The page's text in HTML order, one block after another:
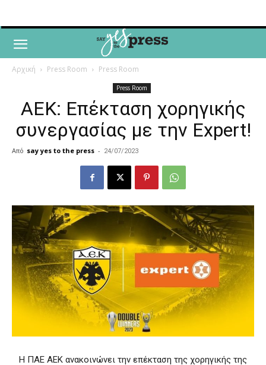
Αρχική Press Room Press Room
Press Room
ΑΕΚ: Επέκταση χορηγικής
συνεργασίας με την Expert!
Από say yes to the press - 24/07/2023
Η ΠΑΕ ΑΕΚ ανακοινώνει την επέκταση της χορηγικής της